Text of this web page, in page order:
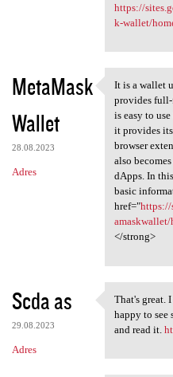
https://
k-wallet/
MetaMask
Wallet
28.08.2023
Adres
It is a
It is a wallet
provides
is easy to
it provides
browser
also
dApps. In
basic
href="https://
</strong>
Scda as
29.08.2023
Adres
That's
That's great.
happy to see
and read it.